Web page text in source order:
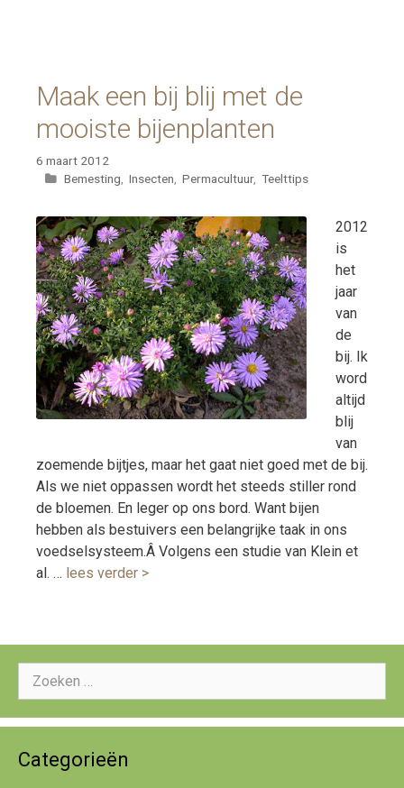
Maak een bij blij met de
mooiste bijenplanten
6 maart 2012
Categorieën
Bemesting, Insecten, Permacultuur, Teelttips
2012
is
het
jaar
van
de
bij. Ik
word
altijd
blij
van
zoemende bijtjes, maar het gaat niet goed met de bij.
Als we niet oppassen wordt het steeds stiller rond
de bloemen. En leger op ons bord. Want bijen
hebben als bestuivers een belangrijke taak in ons
voedselsysteem.Â Volgens een studie van Klein et
al. … lees verder >
naar:
Categorieën